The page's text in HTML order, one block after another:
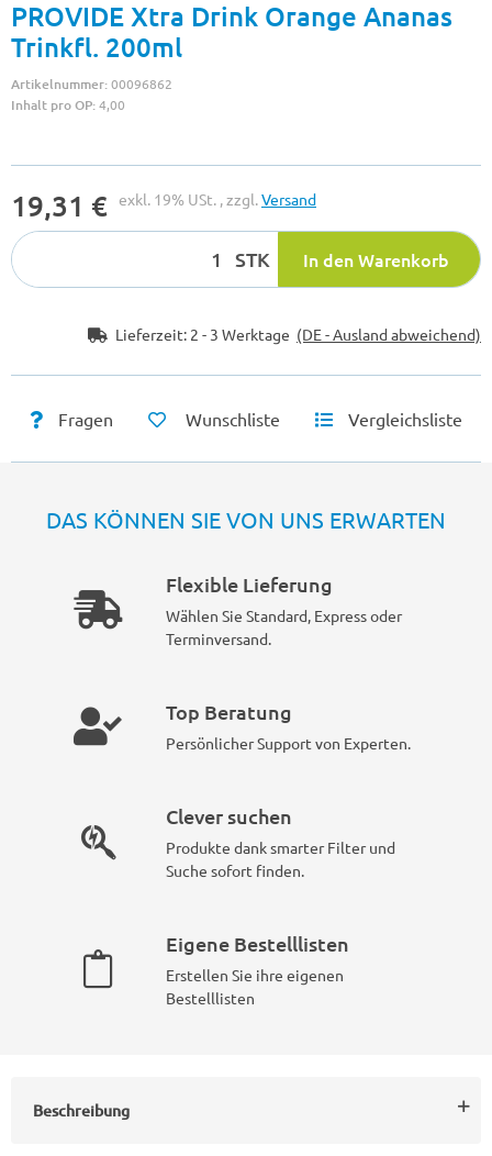
PROVIDE Xtra Drink Orange Ananas
Trinkfl. 200ml
Artikelnummer:00096862
Inhalt pro OP:4,00
19,31 € exkl. 19% USt. , zzgl.Versand
STK In den Warenkorb
Lieferzeit: 2 - 3 Werktage (DE - Ausland abweichend)
Fragen Wunschliste Vergleichsliste
DAS KÖNNEN SIE VON UNS ERWARTEN
Flexible Lieferung
Wählen Sie Standard, Express oder
Terminversand.
Top Beratung
Persönlicher Support von Experten.
Clever suchen
Produkte dank smarter Filter und
Suche sofort finden.
Eigene Bestelllisten
Erstellen Sie ihre eigenen
Bestelllisten
Beschreibung